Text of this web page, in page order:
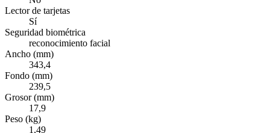
Lector de tarjetas
Sí
Seguridad biométrica
reconocimiento facial
Ancho (mm)
343,4
Fondo (mm)
239,5
Grosor (mm)
17,9
Peso (kg)
1,49